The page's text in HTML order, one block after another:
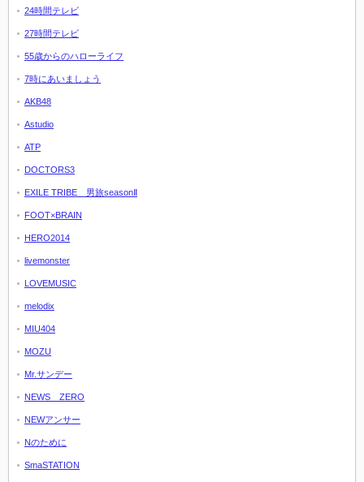
24時間テレビ
27時間テレビ
55歳からのハローライフ
7時にあいましょう
AKB48
Astudio
ATP
DOCTORS3
EXILE TRIBE 男旅seasonⅡ
FOOT×BRAIN
HERO2014
livemonster
LOVEMUSIC
melodix
MIU404
MOZU
Mr.サンデー
NEWS ZERO
NEWアンサー
Nのために
SmaSTATION